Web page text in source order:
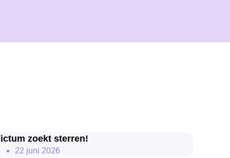
zoekt sterren!
22 juni 2026